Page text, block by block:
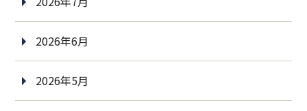
2026年6月
2026年5月